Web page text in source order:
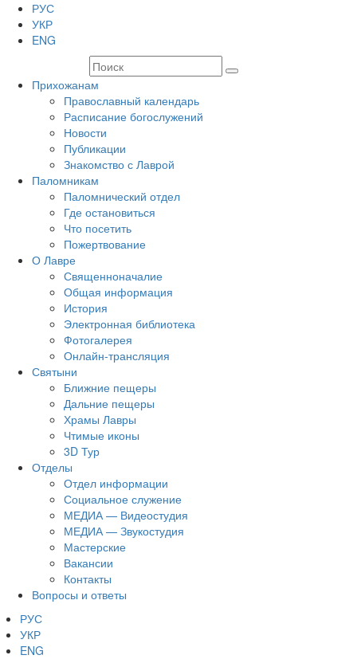
РУС
УКР
ENG
Прихожанам
Православный календарь
Расписание богослужений
Новости
Публикации
Знакомство с Лаврой
Паломникам
Паломнический отдел
Где остановиться
Что посетить
Пожертвование
О Лавре
Священноначалие
Общая информация
История
Электронная библиотека
Фотогалерея
Онлайн-трансляция
Святыни
Ближние пещеры
Дальние пещеры
Храмы Лавры
Чтимые иконы
3D Тур
Отделы
Отдел информации
Социальное служение
МЕДИА — Видеостудия
МЕДИА — Звукостудия
Мастерские
Вакансии
Контакты
Вопросы и ответы
РУС
УКР
ENG